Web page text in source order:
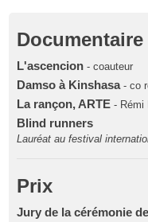
Documentaire
L'ascencion - coauteur
Damso à Kinshasa- co
La rançon, ARTE - Rémi
Blind runners
Lauréat au festival
Prix
Jury de la cérémonie